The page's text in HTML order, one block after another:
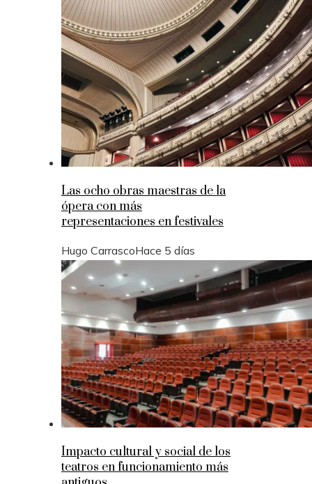
Las ocho obras maestras de la
ópera con más
representaciones en festivales
Hugo CarrascoHace 5 días
Impacto cultural y social de los
teatros en funcionamiento más